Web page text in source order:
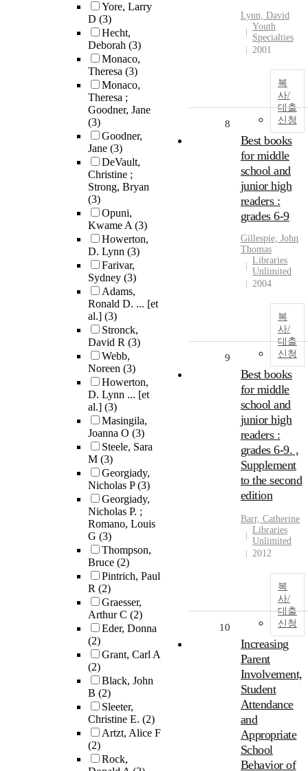
Yore, Larry
D (3)
Hecht,
Deborah (3)
Monaco,
Theresa (3)
Monaco,
Theresa ;
Goodner, Jane
(3)
Goodner,
Jane (3)
DeVault,
Christine ;
Strong, Bryan
(3)
Opuni,
Kwame A(3)
Howerton,
D. Lynn (3)
Farivar,
Sydney (3)
Adams,
Ronald D. ... [et
al.] (3)
Stronck,
David R (3)
Webb,
Noreen (3)
Howerton,
D. Lynn ... [et
al.] (3)
Masingila,
Joanna O (3)
Steele, Sara
M (3)
Georgiady,
Nicholas P(3)
Georgiady,
Nicholas P. ;
Romano, Louis
G (3)
Thompson,
Bruce (2)
Pintrich, Paul
R (2)
Graesser,
Arthur C (2)
Eder, Donna
(2)
Grant, Carl A
(2)
Black, John
B (2)
Sleeter,
Christine E. (2)
Artzt, Alice F
(2)
Rock,
Lynn, David
Youth
Specialties
2001
복
사/
대출
신청
8
Best books
for middle
school and
junior high
readers :
grades 6-9
Gillespie, John
Thomas
Libraries
Unlimited
2004
복
사/
대출
신청
9
Best books
for middle
school and
junior high
readers :
grades 6-9. ,
Supplement
to the second
edition
Barr, Catherine
Libraries
Unlimited
2012
복
사/
대출
신청
10
Increasing
Parent
Involvement,
Student
Attendance
and
Appropriate
School
Behavior of